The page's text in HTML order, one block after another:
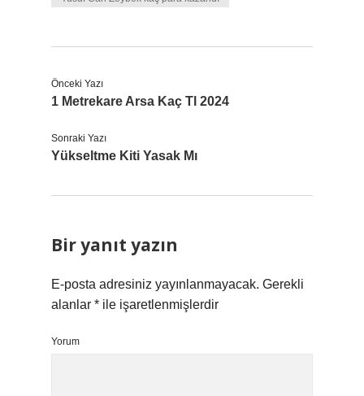
Önceki Yazı
1 Metrekare Arsa Kaç Tl 2024
Sonraki Yazı
Yükseltme Kiti Yasak Mı
Bir yanıt yazın
E-posta adresiniz yayınlanmayacak. Gerekli
alanlar * ile işaretlenmişlerdir
Yorum